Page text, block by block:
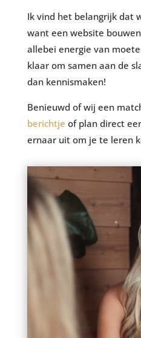
Ik vind het belangrijk dat
want een website
allebei energie van
klaar om samen aan de
dan kennismaken!
Benieuwd of wij een
berichtje of plan direct
ernaar uit om je te leren